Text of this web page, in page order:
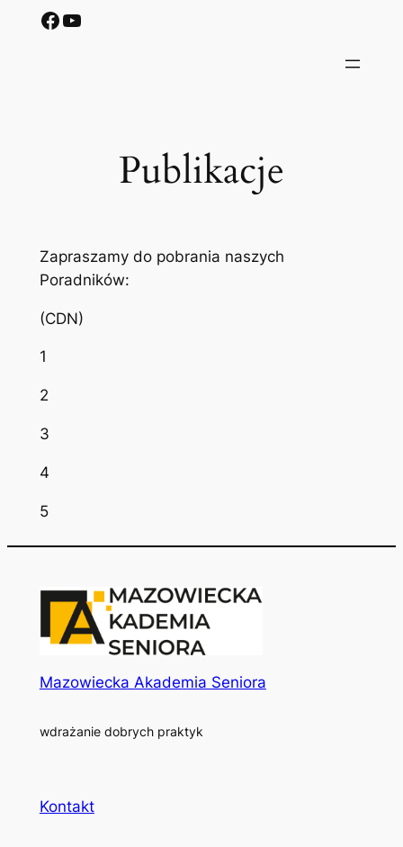
Facebook
YouTube
Publikacje
Zapraszamy do pobrania naszych
Poradników:
(CDN)
1
2
3
4
5
Mazowiecka Akademia Seniora
wdrażanie dobrych praktyk
Kontakt